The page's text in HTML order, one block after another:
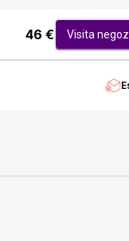
46 € Visita